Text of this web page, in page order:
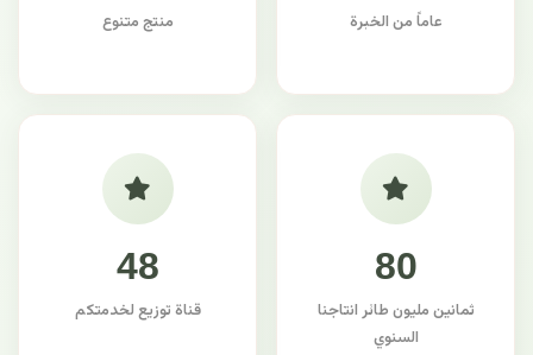
عاماً من الخبرة منتج متنوع
80
ثمانين مليون طائر انتاجنا
السنوي
48
قناة توزيع لخدمتكم